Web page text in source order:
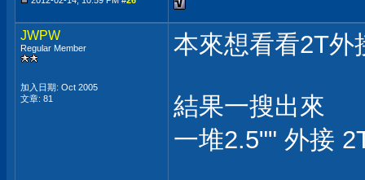
JWPW
Regular Member
加入日期: Oct 2005
文章: 81
本來想看看2T外
結果一搜出來
一堆2.5"" 外接